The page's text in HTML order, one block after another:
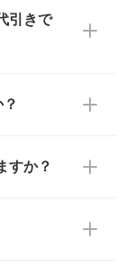
りま
ただ
引きで
ます
すか？
た場合